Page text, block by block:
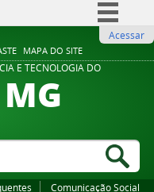
MAPA DO SITE
Comunica BR
Participe
Legislação
Acessar
E TECNOLOGIA DO
Comunicação Social